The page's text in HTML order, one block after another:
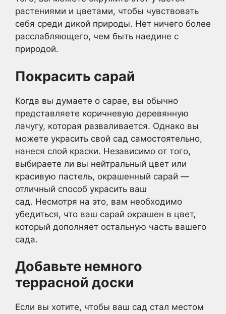
растениями и цветами, чтобы чувствовать
себя среди дикой природы. Нет ничего более
расслабляющего, чем быть наедине с
природой.
Покрасить сарай
Когда вы думаете о сарае, вы обычно
представляете коричневую деревянную
лачугу, которая разваливается. Однако вы
можете украсить свой сад самостоятельно,
нанеся слой краски. Независимо от того,
выбираете ли вы нейтральный цвет или
красивую пастель, окрашенный сарай —
отличный способ украсить ваш
сад. Несмотря на это, вам необходимо
убедиться, что ваш сарай окрашен в цвет,
который дополняет остальную часть вашего
сада.
Добавьте немного
террасной доски
Если вы хотите, чтобы ваш сад стал местом